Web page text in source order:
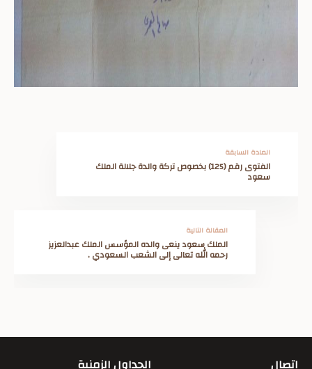
المادة السابقة
الفتوى رقم ‏(‏125‏)‏ بخصوص تركة والدة جلالة الملك
سعود
المقالة التالية
الملك سعود ينعى والده المؤسس الملك عبدالعزيز
رحمه الله تعالى إلى الشعب السعودي .
اتصال الجداول الزمنية